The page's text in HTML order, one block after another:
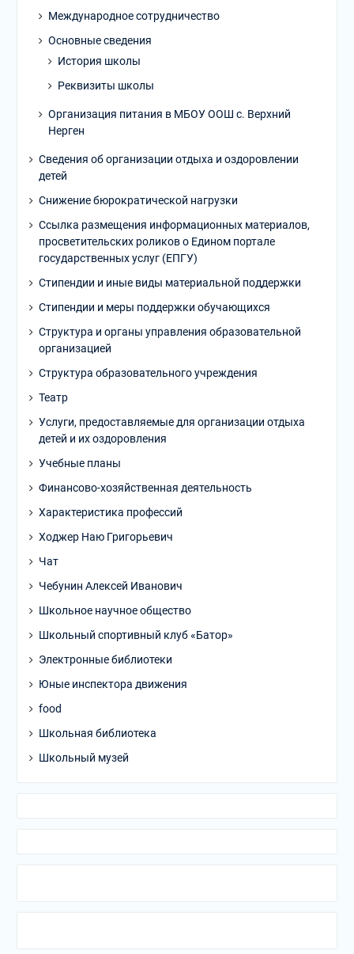
Международное сотрудничество
Основные сведения
История школы
Реквизиты школы
Организация питания в МБОУ ООШ с. Верхний
Нерген
Сведения об организации отдыха и оздоровлении
детей
Снижение бюрократической нагрузки
Ссылка размещения информационных материалов,
просветительских роликов о Едином портале
государственных услуг (ЕПГУ)
Стипендии и иные виды материальной поддержки
Стипендии и меры поддержки обучающихся
Структура и органы управления образовательной
организацией
Структура образовательного учреждения
Театр
Услуги, предоставляемые для организации отдыха
детей и их оздоровления
Учебные планы
Финансово-хозяйственная деятельность
Характеристика профессий
Ходжер Наю Григорьевич
Чат
Чебунин Алексей Иванович
Школьное научное общество
Школьный спортивный клуб «Батор»
Электронные библиотеки
Юные инспектора движения
food
Школьная библиотека
Школьный музей